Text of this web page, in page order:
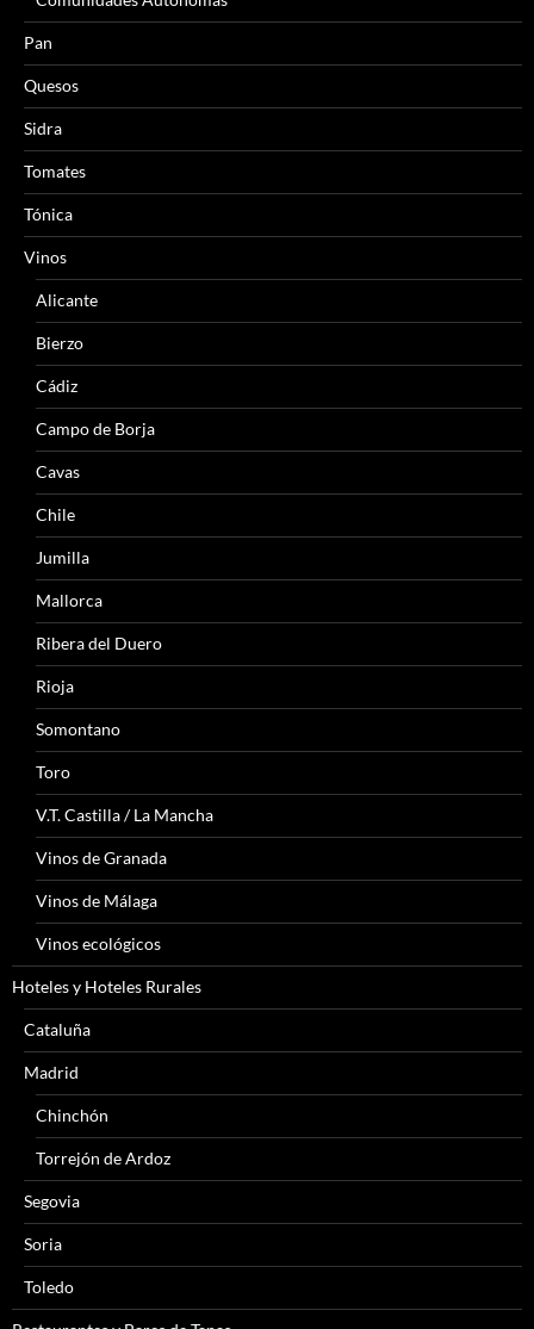
Pan
Quesos
Sidra
Tomates
Tónica
Vinos
Alicante
Bierzo
Cádiz
Campo de Borja
Cavas
Chile
Jumilla
Mallorca
Ribera del Duero
Rioja
Somontano
Toro
V.T. Castilla / La Mancha
Vinos de Granada
Vinos de Málaga
Vinos ecológicos
Hoteles y Hoteles Rurales
Cataluña
Madrid
Chinchón
Torrejón de Ardoz
Segovia
Soria
Toledo